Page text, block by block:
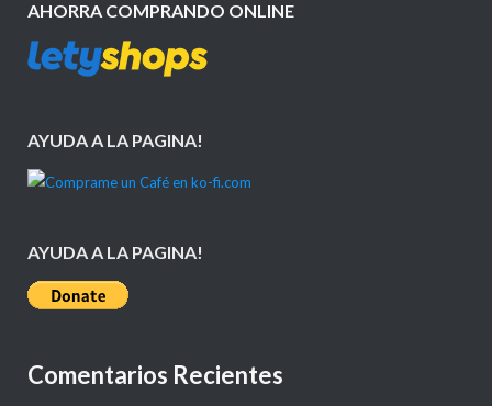
AHORRA COMPRANDO ONLINE
AYUDA A LA PAGINA!
AYUDA A LA PAGINA!
Comentarios Recientes